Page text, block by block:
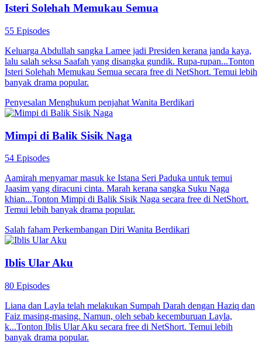
Isteri Solehah Memukau Semua
55 Episodes
Keluarga Abdullah sangka Lamee jadi Presiden kerana janda kaya,
lalu salah seksa Saafah yang disangka gundik. Rupa-rupan...Tonton
Isteri Solehah Memukau Semua secara free di NetShort. Temui lebih
banyak drama popular.
Penyesalan Menghukum penjahat Wanita Berdikari
Mimpi di Balik Sisik Naga
54 Episodes
Aamirah menyamar masuk ke Istana Seri Paduka untuk temui
Jaasim yang diracuni cinta. Marah kerana sangka Suku Naga
khian...Tonton Mimpi di Balik Sisik Naga secara free di NetShort.
Temui lebih banyak drama popular.
Salah faham Perkembangan Diri Wanita Berdikari
Iblis Ular Aku
80 Episodes
Liana dan Layla telah melakukan Sumpah Darah dengan Haziq dan
Faiz masing-masing. Namun, oleh sebab kecemburuan Layla,
k...Tonton Iblis Ular Aku secara free di NetShort. Temui lebih
banyak drama popular.